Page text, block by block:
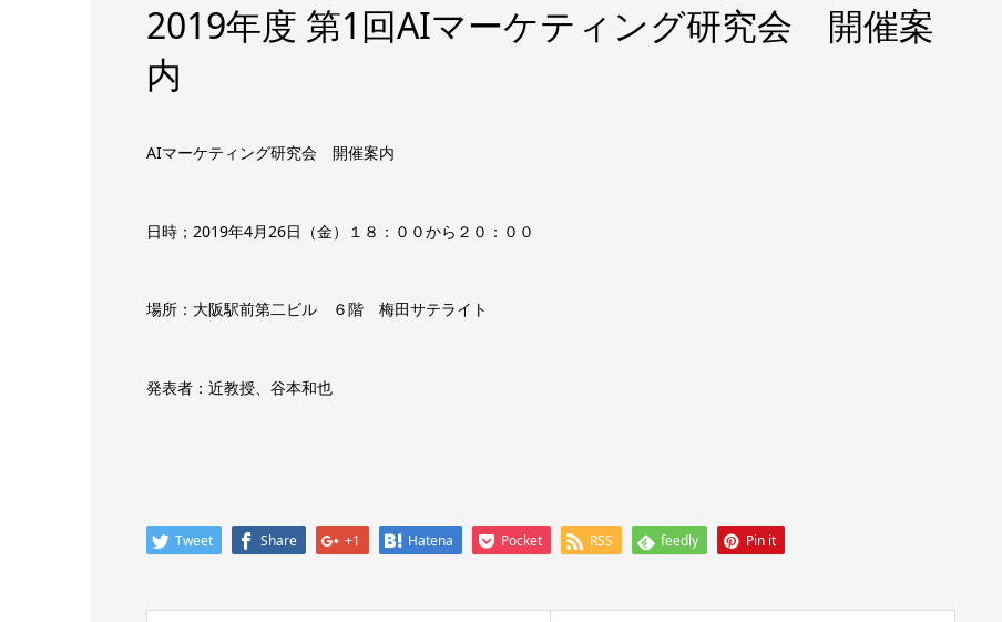
2019年度 第1回AIマーケティング研究会 開催案
内
AIマーケティング研究会 開催案内
日時；2019年4月26日（金）１８：００から２０：００
場所：大阪駅前第二ビル ６階 梅田サテライト
発表者：近教授、谷本和也
Tweet Share +1 Hatena Pocket RSS feedly Pin it